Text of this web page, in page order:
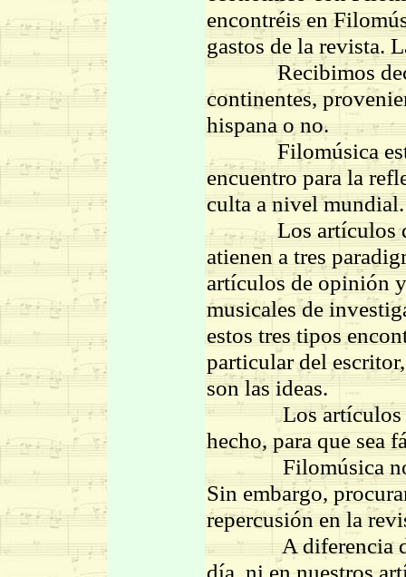
encontréis en
gastos de la revista.
Recibimos
continentes,
hispana o no.
Filomúsica está
encuentro para la
culta a nivel mundial.
Los artículos que
atienen a tres
artículos de opinión
musicales de
estos tres tipos
particular del
son las ideas.
Los artículos
hecho, para que sea
Filomúsica no es
Sin embargo,
repercusión en la
A diferencia de
día, ni en nuestros